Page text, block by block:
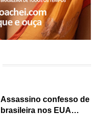
Assassino confesso de
brasileira nos EUA